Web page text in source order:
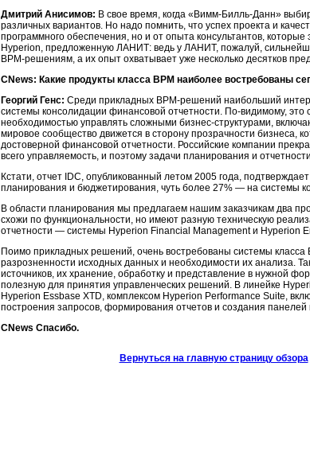
Дмитрий Анисимов: В свое время, когда «Вимм-Билль-Данн»
различных вариантов. Но надо помнить, что успех проекта и
программного обеспечения, но и от опыта консультантов,
Hyperion, предложенную ЛАНИТ: ведь у ЛАНИТ, пожалуй,
BPM-решениям, а их опыт охватывает уже несколько десятков
CNews: Какие продукты класса ВРМ наиболее востребованы
Георгий Генс: Среди прикладных BPM-решений наибольший
системы консолидации финансовой отчетности. По-видимому, это
необходимостью управлять сложными бизнес-структурами,
мировое сообщество движется в сторону прозрачности бизнеса,
достоверной финансовой отчетности. Российские компании
всего управляемость, и поэтому задачи планирования и
Кстати, отчет IDC, опубликованный летом 2005 года,
планирования и бюджетирования, чуть более 27% — на системы
В области планирования мы предлагаем нашим заказчикам два
схожи по функциональности, но имеют разную техническую
отчетности — системы Hyperion Financial Management и Hyperion
Поимо прикладных решений, очень востребованы системы
разрозненности исходных данных и необходимости их анализа.
источников, их хранение, обработку и представление в нужной
полезную для принятия управленческих решений. В линейке
Hyperion Essbase XTD, комплексом Hyperion Performance Suite,
построения запросов, формирования отчетов и создания
CNews Спасибо.
Вернуться на главную страницу обзора